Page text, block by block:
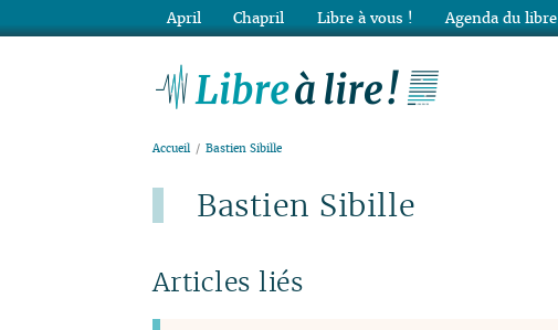
Accueil Bastien Sibille
Bastien Sibille
Articles liés
April Chapril Libre à vous ! Agenda du libre